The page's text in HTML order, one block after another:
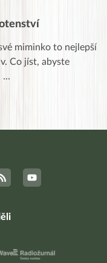
miminko to nejlepší
Co jíst, abyste
...